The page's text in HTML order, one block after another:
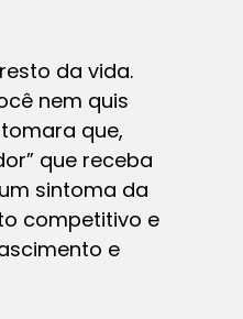
da vida.
nem quis
que,
que receba
sintoma da
competitivo e
e